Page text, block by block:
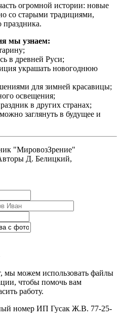
огромной истории: новые
со старыми традициями,
праздника.
мы узнаем:
в древней Руси;
украшать новогоднюю
для зимней красавицы;
освещения;
в других странах;
заглянуть в будущее и
"МировозЗрение"
Д. Белицкий,
мы можем использовать файлы
чтобы помочь вам
работу.
номер ИП Гусак Ж.В. 77-25-